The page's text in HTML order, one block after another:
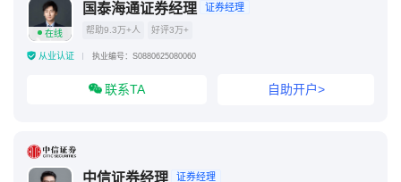
在线
国泰海通证券经理 证券经理
帮助9.3万+人 好评3万+
从业认证 执业编号：S0880625080060
联系TA 自助开户>
中信证券经理 证券经理